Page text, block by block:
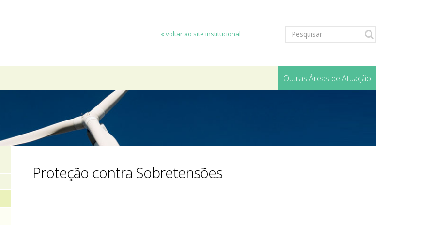
« voltar ao site institucional
Outras Áreas de Atuação
Proteção contra Sobretensões